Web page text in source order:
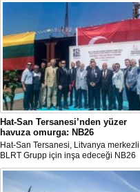
Hat-San Tersanesi’nden yüzer
havuza omurga: NB26
Hat-San Tersanesi, Litvanya merkezli
BLRT Grupp için inşa edeceği NB26
inşa numaralı yüzer havuzun omurga
yerleştirme törenini Yalova’daki
tersanesinde gerçekleştirdi.